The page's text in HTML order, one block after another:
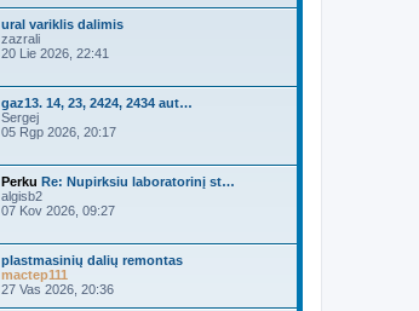
ural variklis dalimis
zazrali
20 Lie 2026, 22:41
gaz13. 14, 23, 2424, 2434 aut…
Sergej
05 Rgp 2026, 20:17
Perku Re: Nupirksiu laboratorinį st…
algisb2
07 Kov 2026, 09:27
plastmasinių dalių remontas
mactep111
27 Vas 2026, 20:36